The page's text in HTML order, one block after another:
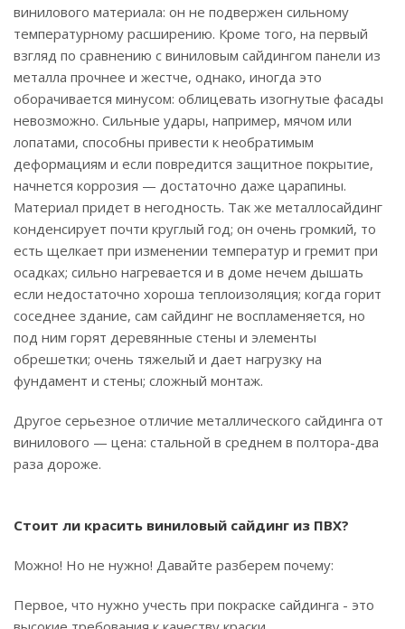
винилового материала: он не подвержен сильному
температурному расширению. Кроме того, на первый
взгляд по сравнению с виниловым сайдингом панели из
металла прочнее и жестче, однако, иногда это
оборачивается минусом: облицевать изогнутые фасады
невозможно. Сильные удары, например, мячом или
лопатами, способны привести к необратимым
деформациям и если повредится защитное покрытие,
начнется коррозия — достаточно даже царапины.
Материал придет в негодность. Так же металлосайдинг
конденсирует почти круглый год; он очень громкий, то
есть щелкает при изменении температур и гремит при
осадках; сильно нагревается и в доме нечем дышать
если недостаточно хороша теплоизоляция; когда горит
соседнее здание, сам сайдинг не воспламеняется, но
под ним горят деревянные стены и элементы
обрешетки; очень тяжелый и дает нагрузку на
фундамент и стены; сложный монтаж.
Другое серьезное отличие металлического сайдинга от
винилового — цена: стальной в среднем в полтора-два
раза дороже.
Стоит ли красить виниловый сайдинг из ПВХ?
Можно! Но не нужно! Давайте разберем почему:
Первое, что нужно учесть при покраске сайдинга - это